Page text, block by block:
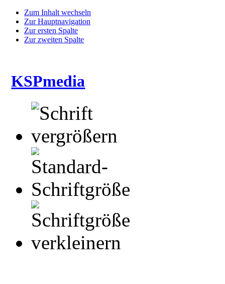
Zum Inhalt wechseln
Zur Hauptnavigation
Zur ersten Spalte
Zur zweiten Spalte
KSPmedia